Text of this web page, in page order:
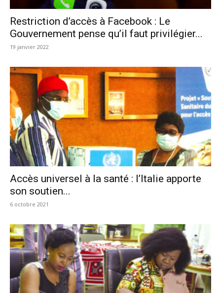
Restriction d’accès à Facebook : Le
Gouvernement pense qu’il faut privilégier...
19 janvier 2022
Accès universel à la santé : l’Italie apporte
son soutien...
6 octobre 2021